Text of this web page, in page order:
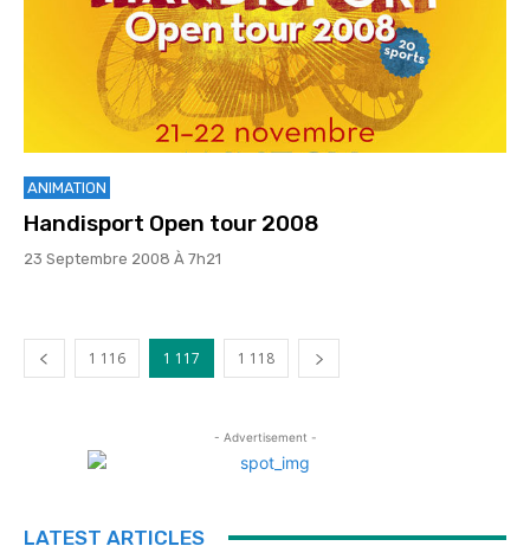
ANIMATION
Handisport Open tour 2008
23 Septembre 2008 À 7h21
1 116 1 117 1 118
- Advertisement -
LATEST ARTICLES